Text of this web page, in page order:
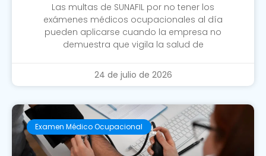
Las multas de SUNAFIL por no tener los
exámenes médicos ocupacionales al día
pueden aplicarse cuando la empresa no
demuestra que vigila la salud de
24 de julio de 2026
Examen Médico Ocupacional